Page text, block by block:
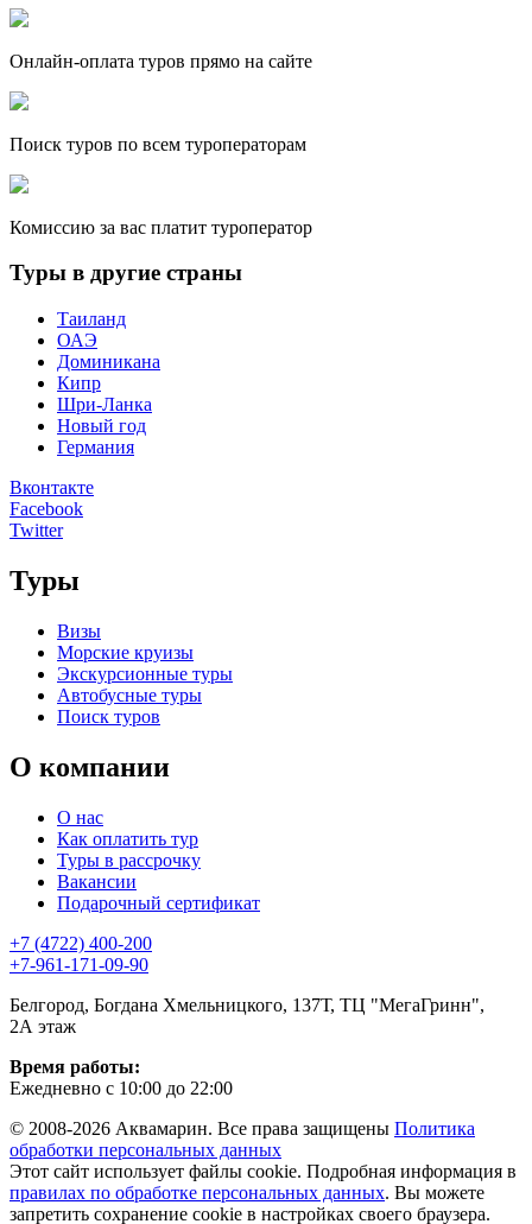
Онлайн-оплата туров прямо на сайте
Поиск туров по всем туроператорам
Комиссию за вас платит туроператор
Туры в другие страны
Таиланд
ОАЭ
Доминикана
Кипр
Шри-Ланка
Новый год
Германия
Вконтакте
Facebook
Twitter
Туры
Визы
Морские круизы
Экскурсионные туры
Автобусные туры
Поиск туров
О компании
О нас
Как оплатить тур
Туры в рассрочку
Вакансии
Подарочный сертификат
+7 (4722) 400-200
+7-961-171-09-90
Белгород, Богдана Хмельницкого, 137Т, ТЦ "МегаГринн",
2А этаж
Время работы:
Ежедневно с 10:00 до 22:00
© 2008-2026 Аквамарин. Все права защищены Политика
обработки персональных данных
Этот сайт использует файлы cookie. Подробная информация в
правилах по обработке персональных данных. Вы можете
запретить сохранение cookie в настройках своего браузера.